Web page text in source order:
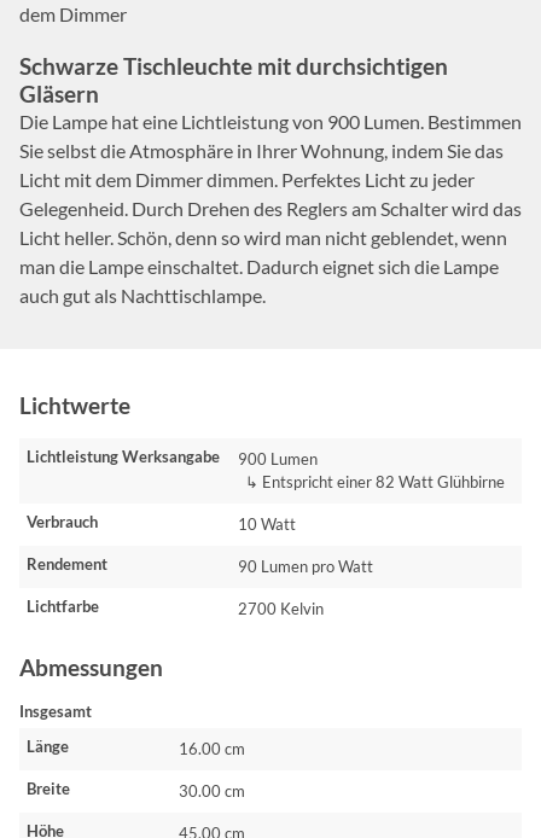
dem Dimmer
Schwarze Tischleuchte mit durchsichtigen
Gläsern
Die Lampe hat eine Lichtleistung von 900 Lumen. Bestimmen
Sie selbst die Atmosphäre in Ihrer Wohnung, indem Sie das
Licht mit dem Dimmer dimmen. Perfektes Licht zu jeder
Gelegenheid. Durch Drehen des Reglers am Schalter wird das
Licht heller. Schön, denn so wird man nicht geblendet, wenn
man die Lampe einschaltet. Dadurch eignet sich die Lampe
auch gut als Nachttischlampe.
Lichtwerte
Lichtleistung Werksangabe
900 Lumen
↳ Entspricht einer 82 Watt Glühbirne
Verbrauch 10 Watt
Rendement 90 Lumen pro Watt
Lichtfarbe 2700 Kelvin
Abmessungen
Insgesamt
Länge
16.00 cm
Breite 30.00 cm
Höhe 45.00 cm